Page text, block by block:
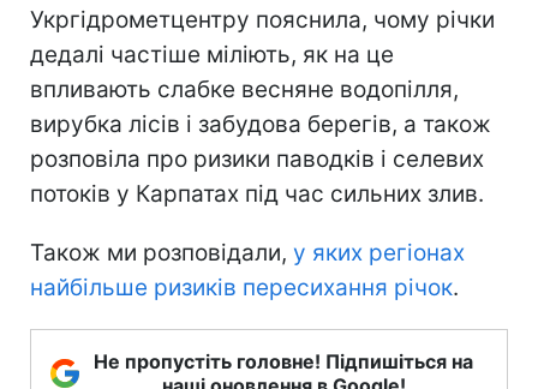
Укргідрометцентру пояснила, чому річки
дедалі частіше міліють, як на це
впливають слабке весняне водопілля,
вирубка лісів і забудова берегів, а також
розповіла про ризики паводків і селевих
потоків у Карпатах під час сильних злив.
Також ми розповідали, у яких регіонах
найбільше ризиків пересихання річок.
Не пропустіть головне! Підпишіться на